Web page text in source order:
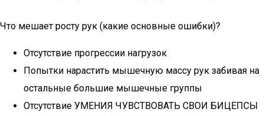
Что мешает росту рук (какие основные ошибки)?
Отсутствие прогрессии нагрузок
Попытки нарастить мышечную массу рук забивая на
остальные большие мышечные группы
Отсутствие УМЕНИЯ ЧУВСТВОВАТЬ СВОИ БИЦЕПСЫ